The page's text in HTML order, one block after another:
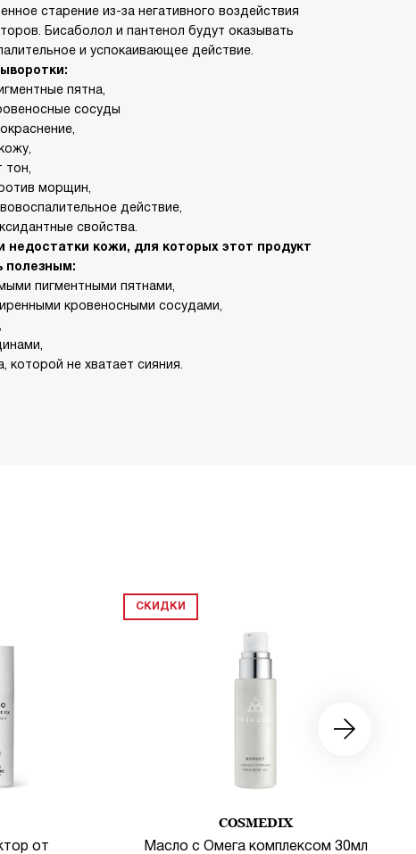
старение из-за негативного воздействия
Бисаболол и пантенол будут оказывать
и успокаивающее действие.
пятна,
сосуды
тон,
морщин,
действие,
свойства.
недостатки кожи, для которых этот продукт
полезным:
пигментными пятнами,
кровеносными сосудами,
которой не хватает сияния.
от
СКИДКИ
COSMEDIX
Масло с Омега комплексом 30мл